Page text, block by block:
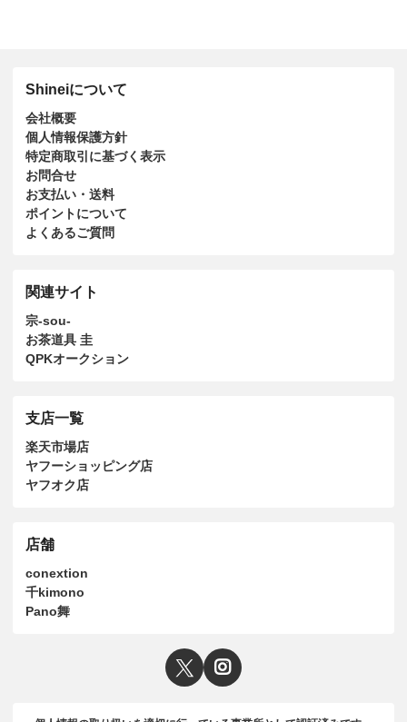
Shineiについて
会社概要
個人情報保護方針
特定商取引に基づく表示
お問合せ
お支払い・送料
ポイントについて
よくあるご質問
関連サイト
宗-sou-
お茶道具 圭
QPKオークション
支店一覧
楽天市場店
ヤフーショッピング店
ヤフオク店
店舗
conextion
千kimono
Pano舞